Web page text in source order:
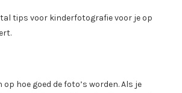
tips voor kinderfotografie voor je op
hoe goed de foto’s worden. Als je